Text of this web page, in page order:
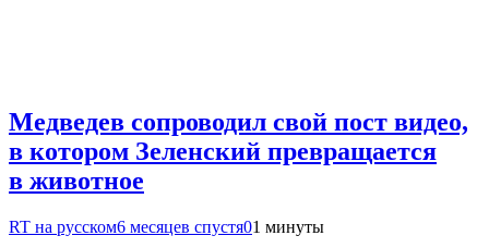
Медведев сопроводил свой пост видео,
в котором Зеленский превращается
в животное
RT на русском6 месяцев спустя01 минуты